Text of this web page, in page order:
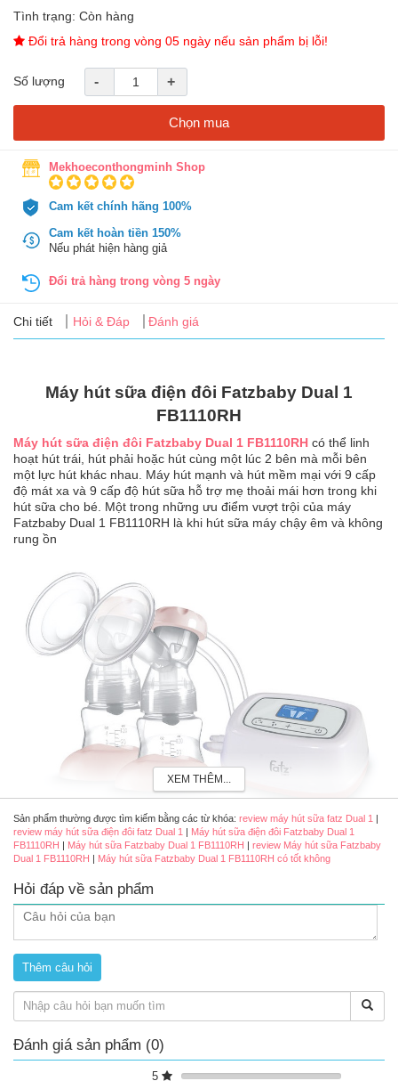
mà
học
cho
bố
dùng
nhà
Tin
Tình trạng: Còn hàng
Đổi trả hàng trong vòng 05 ngày nếu sản phẩm bị lỗi!
Số lượng - +
Chọn mua
Mekhoeconthongminh Shop
Cam kết chính hãng 100%
Cam kết hoàn tiền 150%
Nếu phát hiện hàng giả
Đổi trả hàng trong vòng 5 ngày
Chi tiết Hỏi & Đáp Đánh giá
Máy hút sữa điện đôi Fatzbaby Dual 1
FB1110RH
Máy hút sữa điện đôi Fatzbaby Dual 1 FB1110RH có thể linh
hoạt hút trái, hút phải hoặc hút cùng một lúc 2 bên mà mỗi bên
một lực hút khác nhau. Máy hút mạnh và hút mềm mại với 9 cấp
độ mát xa và 9 cấp độ hút sữa hỗ trợ mẹ thoải mái hơn trong khi
hút sữa cho bé. Một trong những ưu điểm vượt trội của máy
Fatzbaby Dual 1 FB1110RH là khi hút sữa máy chậy êm và không
rung ồn
Máy hút sữa điện đôi Fatzbaby Dual 1 FB1110RH
Một số lợi ích của việc dùng máy hút sữa điện đôi
Hỗ trợ tiết kiệm thời gian khi hút đồng thời 2 bên bầu ngực ,
có thể giảm 50% thời gian hút sữa mẹ
hút đôi hiệu quả hơn, hỗ trợ phản xạ tiết sữa ra được nhiều
hơn
Review máy hút sữa điện đôi Fatzbaby Dual 1
FB1110RH có tốt không?
Máy hút sữa Fatzbaby Dual 1 FB1110RH
hoặc hút đơn khi chuyển đổi chỉ bằng 1 thao tác bấm nút là
chuyển đổi dễ dàng
XEM THÊM...
Sản phẩm thường được tìm kiếm bằng các từ khóa: review máy hút sữa fatz Dual 1 |
review máy hút sữa điện đôi fatz Dual 1 | Máy hút sữa điện đôi Fatzbaby Dual 1
FB1110RH | Máy hút sữa Fatzbaby Dual 1 FB1110RH | review Máy hút sữa Fatzbaby
Dual 1 FB1110RH | Máy hút sữa Fatzbaby Dual 1 FB1110RH có tốt không
Hỏi đáp về sản phẩm
Đánh giá sản phẩm (0)
5